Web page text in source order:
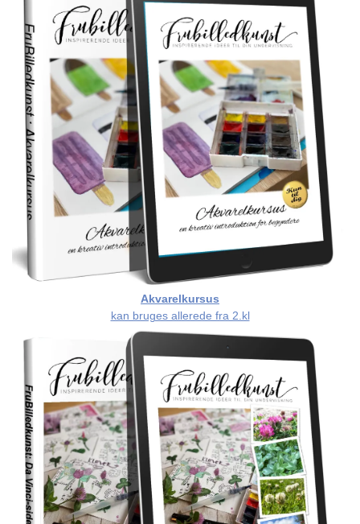
Akvarelkursus
kan bruges allerede fra 2.kl